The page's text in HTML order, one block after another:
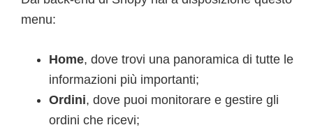
menu:
Home, dove trovi una panoramica di tutte le
informazioni più importanti;
Ordini, dove puoi monitorare e gestire gli
ordini che ricevi;